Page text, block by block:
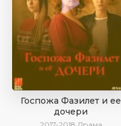
Госпожа Фазилет и ее
дочери